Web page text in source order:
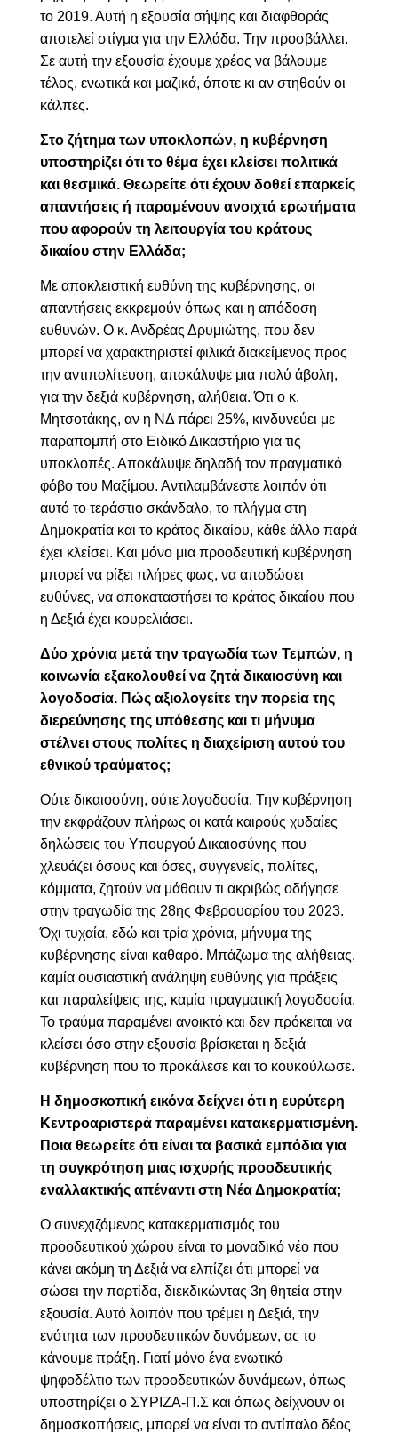
το 2019. Αυτή η εξουσία σήψης και διαφθοράς
αποτελεί στίγμα για την Ελλάδα. Την προσβάλλει.
Σε αυτή την εξουσία έχουμε χρέος να βάλουμε
τέλος, ενωτικά και μαζικά, όποτε κι αν στηθούν οι
κάλπες.
Στο ζήτημα των υποκλοπών, η κυβέρνηση
υποστηρίζει ότι το θέμα έχει κλείσει πολιτικά
και θεσμικά. Θεωρείτε ότι έχουν δοθεί επαρκείς
απαντήσεις ή παραμένουν ανοιχτά ερωτήματα
που αφορούν τη λειτουργία του κράτους
δικαίου στην Ελλάδα;
Με αποκλειστική ευθύνη της κυβέρνησης, οι
απαντήσεις εκκρεμούν όπως και η απόδοση
ευθυνών. Ο κ. Ανδρέας Δρυμιώτης, που δεν
μπορεί να χαρακτηριστεί φιλικά διακείμενος προς
την αντιπολίτευση, αποκάλυψε μια πολύ άβολη,
για την δεξιά κυβέρνηση, αλήθεια. Ότι ο κ.
Μητσοτάκης, αν η ΝΔ πάρει 25%, κινδυνεύει με
παραπομπή στο Ειδικό Δικαστήριο για τις
υποκλοπές. Αποκάλυψε δηλαδή τον πραγματικό
φόβο του Μαξίμου. Αντιλαμβάνεστε λοιπόν ότι
αυτό το τεράστιο σκάνδαλο, το πλήγμα στη
Δημοκρατία και το κράτος δικαίου, κάθε άλλο παρά
έχει κλείσει. Και μόνο μια προοδευτική κυβέρνηση
μπορεί να ρίξει πλήρες φως, να αποδώσει
ευθύνες, να αποκαταστήσει το κράτος δικαίου που
η Δεξιά έχει κουρελιάσει.
Δύο χρόνια μετά την τραγωδία των Τεμπών, η
κοινωνία εξακολουθεί να ζητά δικαιοσύνη και
λογοδοσία. Πώς αξιολογείτε την πορεία της
διερεύνησης της υπόθεσης και τι μήνυμα
στέλνει στους πολίτες η διαχείριση αυτού του
εθνικού τραύματος;
Ούτε δικαιοσύνη, ούτε λογοδοσία. Την κυβέρνηση
την εκφράζουν πλήρως οι κατά καιρούς χυδαίες
δηλώσεις του Υπουργού Δικαιοσύνης που
χλευάζει όσους και όσες, συγγενείς, πολίτες,
κόμματα, ζητούν να μάθουν τι ακριβώς οδήγησε
στην τραγωδία της 28ης Φεβρουαρίου του 2023.
Όχι τυχαία, εδώ και τρία χρόνια, μήνυμα της
κυβέρνησης είναι καθαρό. Μπάζωμα της αλήθειας,
καμία ουσιαστική ανάληψη ευθύνης για πράξεις
και παραλείψεις της, καμία πραγματική λογοδοσία.
Το τραύμα παραμένει ανοικτό και δεν πρόκειται να
κλείσει όσο στην εξουσία βρίσκεται η δεξιά
κυβέρνηση που το προκάλεσε και το κουκούλωσε.
Η δημοσκοπική εικόνα δείχνει ότι η ευρύτερη
Κεντροαριστερά παραμένει κατακερματισμένη.
Ποια θεωρείτε ότι είναι τα βασικά εμπόδια για
τη συγκρότηση μιας ισχυρής προοδευτικής
εναλλακτικής απέναντι στη Νέα Δημοκρατία;
Ο συνεχιζόμενος κατακερματισμός του
προοδευτικού χώρου είναι το μοναδικό νέο που
κάνει ακόμη τη Δεξιά να ελπίζει ότι μπορεί να
σώσει την παρτίδα, διεκδικώντας 3η θητεία στην
εξουσία. Αυτό λοιπόν που τρέμει η Δεξιά, την
ενότητα των προοδευτικών δυνάμεων, ας το
κάνουμε πράξη. Γιατί μόνο ένα ενωτικό
ψηφοδέλτιο των προοδευτικών δυνάμεων, όπως
υποστηρίζει ο ΣΥΡΙΖΑ-Π.Σ και όπως δείχνουν οι
δημοσκοπήσεις, μπορεί να είναι το αντίπαλο δέος